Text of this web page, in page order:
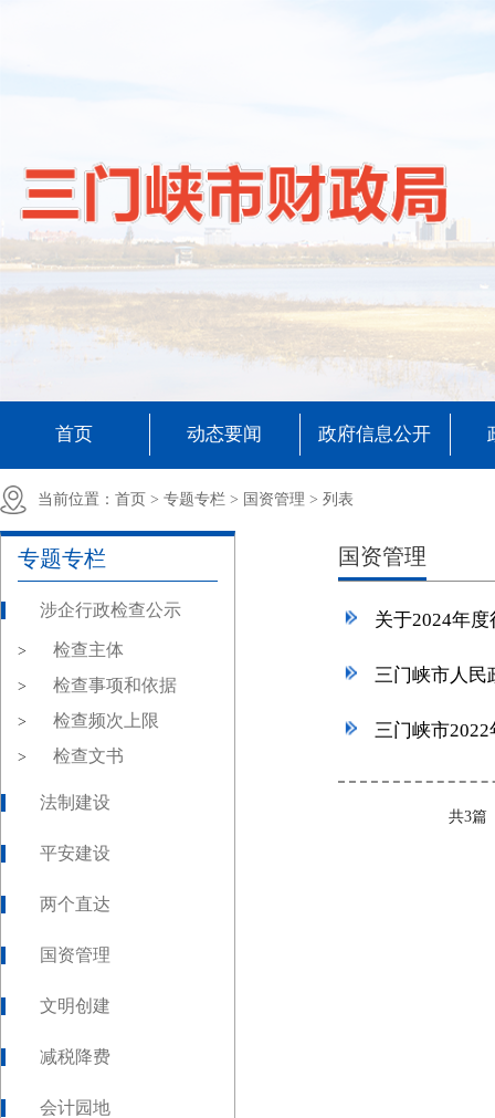
首页 动态要闻 政府信息公开
当前位置： 首页 > 专题专栏 > 国资管理 > 列表
专题专栏
涉企行政检查公示
> 检查主体
> 检查事项和依据
> 检查频次上限
> 检查文书
法制建设
平安建设
两个直达
国资管理
文明创建
减税降费
会计园地
国资管理
关于2024年
三门峡市
共3篇